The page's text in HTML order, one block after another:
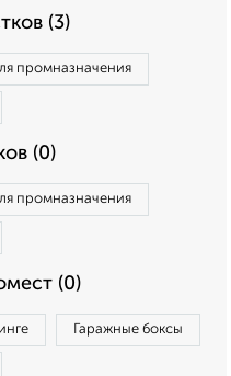
(3)
промназначения
(0)
промназначения
(0)
Гаражные боксы